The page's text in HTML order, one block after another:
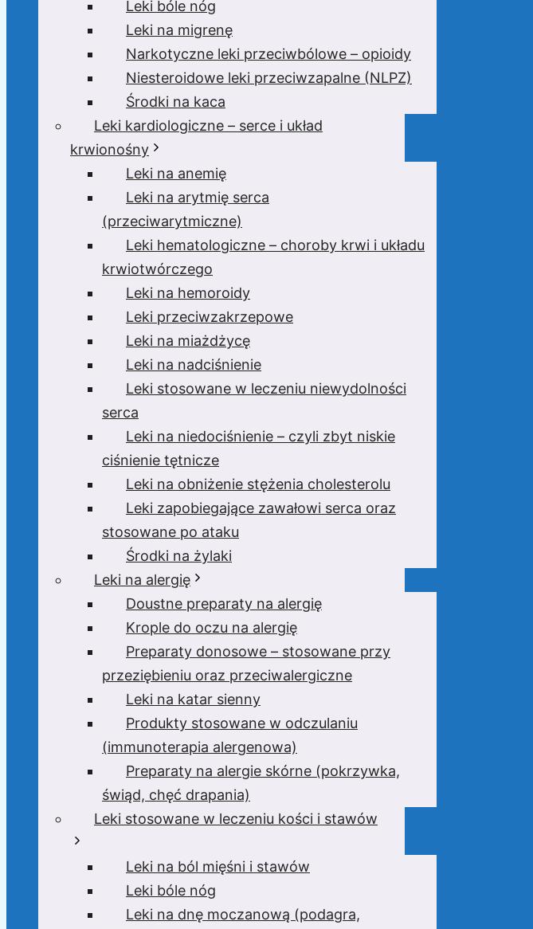
Leki bóle nóg
Leki na migrenę
Narkotyczne leki przeciwbólowe – opioidy
Niesteroidowe leki przeciwzapalne (NLPZ)
Środki na kaca
Leki kardiologiczne – serce i układ
krwionośny
Leki na anemię
Leki na arytmię serca
(przeciwarytmiczne)
Leki hematologiczne – choroby krwi i układu
krwiotwórczego
Leki na hemoroidy
Leki przeciwzakrzepowe
Leki na miażdżycę
Leki na nadciśnienie
Leki stosowane w leczeniu niewydolności
serca
Leki na niedociśnienie – czyli zbyt niskie
ciśnienie tętnicze
Leki na obniżenie stężenia cholesterolu
Leki zapobiegające zawałowi serca oraz
stosowane po ataku
Środki na żylaki
Leki na alergię
Doustne preparaty na alergię
Krople do oczu na alergię
Preparaty donosowe – stosowane przy
przeziębieniu oraz przeciwalergiczne
Leki na katar sienny
Produkty stosowane w odczulaniu
(immunoterapia alergenowa)
Preparaty na alergie skórne (pokrzywka,
świąd, chęć drapania)
Leki stosowane w leczeniu kości i stawów
Leki na ból mięśni i stawów
Leki bóle nóg
Leki na dnę moczanową (podagra,